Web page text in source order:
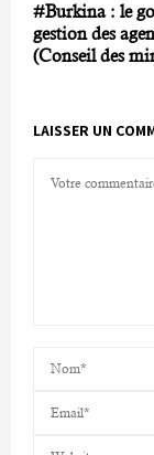
#Burkina : le
gestion des
(Conseil des
LAISSER UN